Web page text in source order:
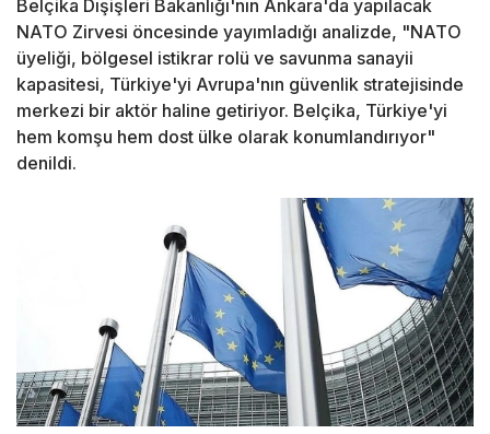
Belçika Dışişleri Bakanlığı'nın Ankara'da yapılacak
NATO Zirvesi öncesinde yayımladığı analizde, "NATO
üyeliği, bölgesel istikrar rolü ve savunma sanayii
kapasitesi, Türkiye'yi Avrupa'nın güvenlik stratejisinde
merkezi bir aktör haline getiriyor. Belçika, Türkiye'yi
hem komşu hem dost ülke olarak konumlandırıyor"
denildi.